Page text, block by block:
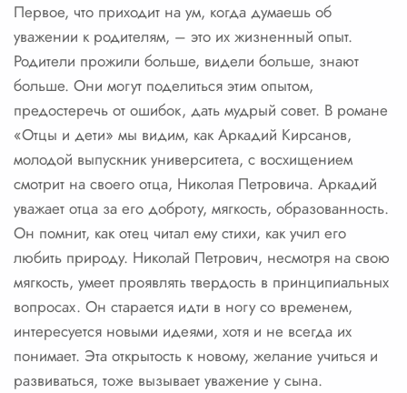
Первое, что приходит на ум, когда думаешь об
уважении к родителям, – это их жизненный опыт.
Родители прожили больше, видели больше, знают
больше. Они могут поделиться этим опытом,
предостеречь от ошибок, дать мудрый совет. В романе
«Отцы и дети» мы видим, как Аркадий Кирсанов,
молодой выпускник университета, с восхищением
смотрит на своего отца, Николая Петровича. Аркадий
уважает отца за его доброту, мягкость, образованность.
Он помнит, как отец читал ему стихи, как учил его
любить природу. Николай Петрович, несмотря на свою
мягкость, умеет проявлять твердость в принципиальных
вопросах. Он старается идти в ногу со временем,
интересуется новыми идеями, хотя и не всегда их
понимает. Эта открытость к новому, желание учиться и
развиваться, тоже вызывает уважение у сына.